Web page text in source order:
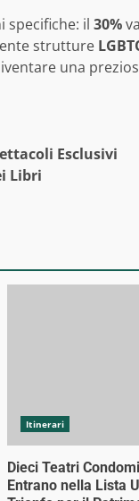
specifiche: il 30%
strutture
una
Esclusivi
Libri
Itinerari
Dieci Teatri
Entrano nella Lista